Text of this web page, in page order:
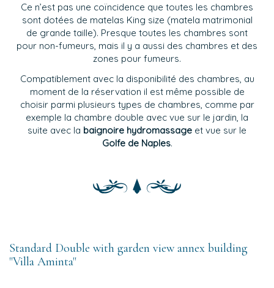
Ce n’est pas une coïncidence que toutes les chambres
sont dotées de matelas King size (matela matrimonial
de grande taille). Presque toutes les chambres sont
pour non-fumeurs, mais il y a aussi des chambres et des
zones pour fumeurs.
Compatiblement avec la disponibilité des chambres, au
moment de la réservation il est même possible de
choisir parmi plusieurs types de chambres, comme par
exemple la chambre double avec vue sur le jardin, la
suite avec la baignoire hydromassage et vue sur le
Golfe de Naples.
Standard Double with garden view annex building
"Villa Aminta"